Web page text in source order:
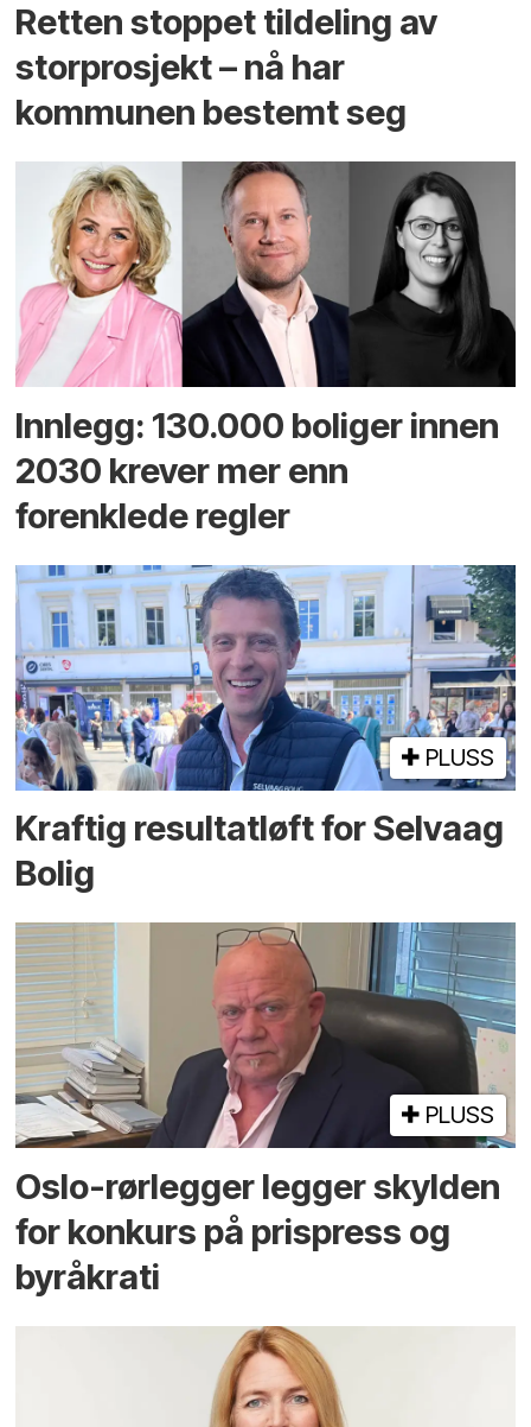
Retten stoppet tildeling av
storprosjekt – nå har
kommunen bestemt seg
Innlegg: 130.000 boliger innen
2030 krever mer enn
forenklede regler
PLUSS
Kraftig resultatløft for Selvaag
Bolig
PLUSS
Oslo-rørlegger legger skylden
for konkurs på prispress og
byråkrati